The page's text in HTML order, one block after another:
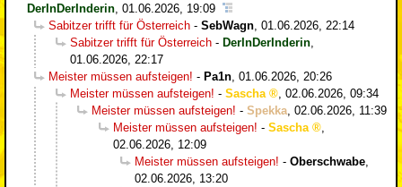
DerInDerInderin, 01.06.2026, 19:09
Sabitzer trifft für Österreich - SebWagn, 01.06.2026, 22:14
Sabitzer trifft für Österreich - DerInDerInderin,
01.06.2026, 22:17
Meister müssen aufsteigen! - Pa1n, 01.06.2026, 20:26
Meister müssen aufsteigen! - Sascha , 02.06.2026, 09:34
Meister müssen aufsteigen! - Spekka, 02.06.2026, 11:39
Meister müssen aufsteigen! - Sascha
,
02.06.2026, 12:09
Meister müssen aufsteigen! - Oberschwabe,
02.06.2026, 13:20